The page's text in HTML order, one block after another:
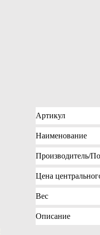
Артикул
Наименование
Производитель/
Цена
Вес
Описание